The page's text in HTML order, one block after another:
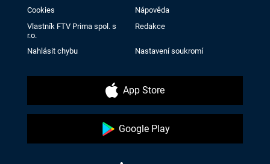
Cookies
Nápověda
Vlastník FTV Prima spol. s
r.o.
Redakce
Nahlásit chybu Nastavení soukromí
App Store
Google Play